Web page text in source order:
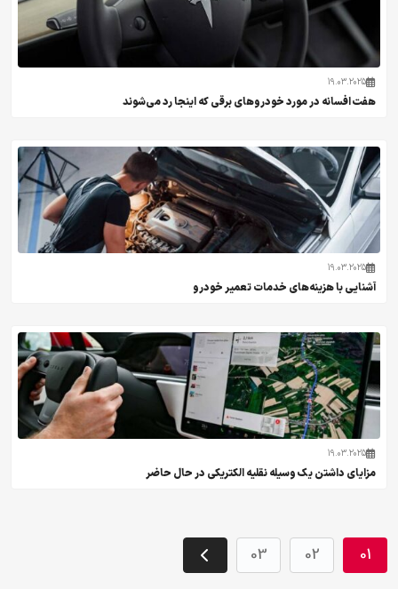
19.03.2025
هفت افسانه در مورد خودروهای برقی که اینجا رد می‌شوند
19.03.2025
آشنایی با هزینه‌های خدمات تعمیر خودرو
19.03.2025
مزایای داشتن یک وسیله نقلیه الکتریکی در حال حاضر
01
02
03